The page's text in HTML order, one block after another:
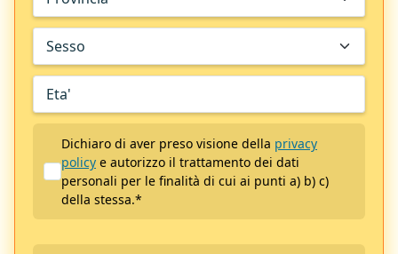
Dichiaro di aver preso visione della privacy
policy e autorizzo il trattamento dei dati
personali per le finalità di cui ai punti a) b) c)
della stessa.*